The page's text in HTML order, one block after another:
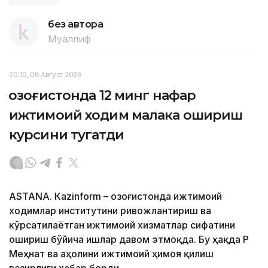
без автора
Муаллиф
20:10, 06 Август 2026
Қозоғистонда 12 минг нафар
ижтимоий ходим малака ошириш
курсини тугатди
ASTANА. Кazinform – Қозоғистонда ижтимоий
ходимлар институтини ривожлантириш ва
кўрсатилаётган ижтимоий хизматлар сифатини
ошириш бўйича ишлар давом этмоқда. Бу ҳақда ҚР
Меҳнат ва аҳолини ижтимоий ҳимоя қилиш